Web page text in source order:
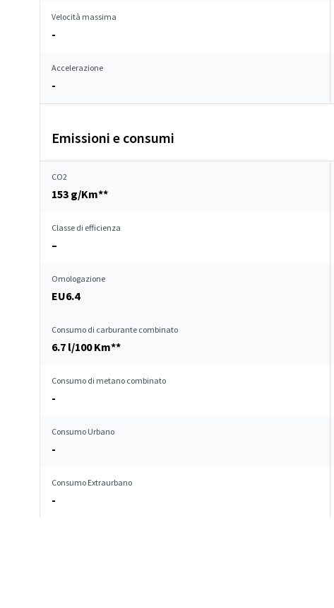
Velocità massima
-
Accelerazione
-
Emissioni e consumi
CO2
153 g/Km**
Classe di efficienza
–
Omologazione
EU6.4
Consumo di carburante combinato
6.7 l/100 Km**
Consumo di metano combinato
-
Consumo Urbano
-
Consumo Extraurbano
-